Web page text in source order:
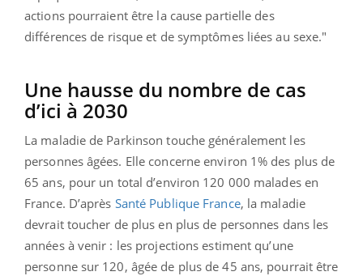
actions pourraient être la cause partielle des
différences de risque et de symptômes liées au sexe."
Une hausse du nombre de cas
d’ici à 2030
La maladie de Parkinson touche généralement les
personnes âgées. Elle concerne environ 1% des plus de
65 ans, pour un total d’environ 120 000 malades en
France. D’après Santé Publique France, la maladie
devrait toucher de plus en plus de personnes dans les
années à venir : les projections estiment qu’une
personne sur 120, âgée de plus de 45 ans, pourrait être